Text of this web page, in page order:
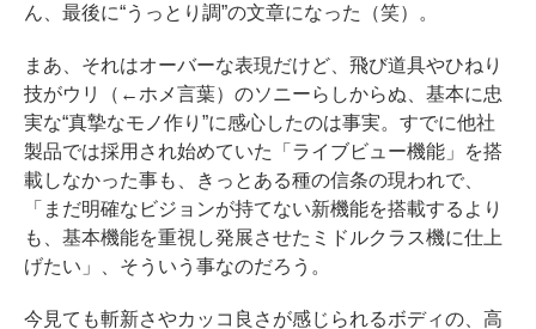
ん、最後に“うっとり調”の文章になった（笑）。
まあ、それはオーバーな表現だけど、飛び道具やひねり
技がウリ（←ホメ言葉）のソニーらしからぬ、基本に忠
実な“真摯なモノ作り”に感心したのは事実。すでに他社
製品では採用され始めていた「ライブビュー機能」を搭
載しなかった事も、きっとある種の信条の現われで、
「まだ明確なビジョンが持てない新機能を搭載するより
も、基本機能を重視し発展させたミドルクラス機に仕上
げたい」、そういう事なのだろう。
今見ても斬新さやカッコ良さが感じられるボディの、高